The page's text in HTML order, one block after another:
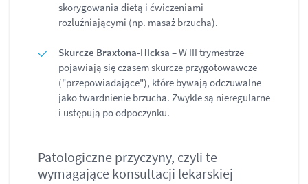
skorygowania dietą i ćwiczeniami
rozluźniającymi (np. masaż brzucha).
Skurcze Braxtona-Hicksa – W III trymestrze
pojawiają się czasem skurcze przygotowawcze
("przepowiadające"), które bywają odczuwalne
jako twardnienie brzucha. Zwykle są nieregularne
i ustępują po odpoczynku.
Patologiczne przyczyny, czyli te
wymagające konsultacji lekarskiej